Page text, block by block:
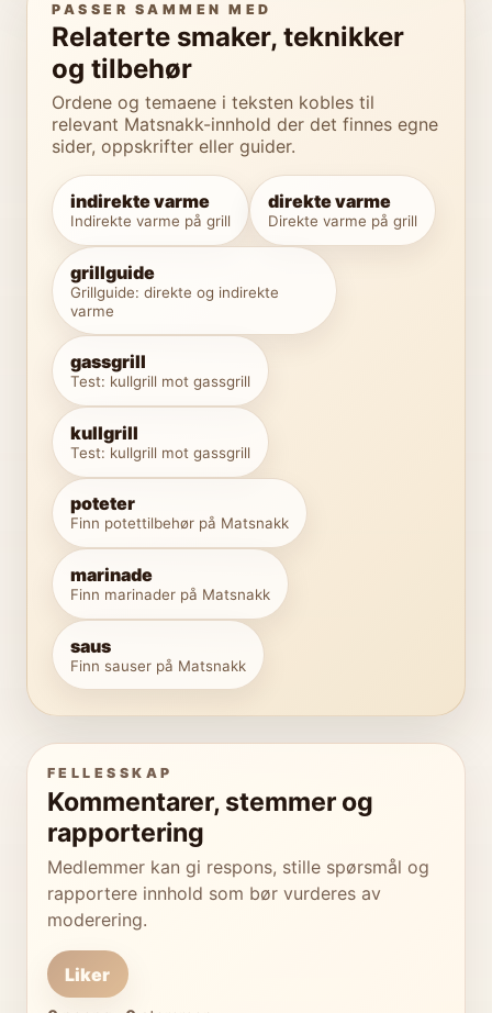
PASSER SAMMEN MED
Relaterte smaker, teknikker
og tilbehør
Ordene og temaene i teksten kobles til
relevant Matsnakk-innhold der det finnes egne
sider, oppskrifter eller guider.
indirekte varme
Indirekte varme på grill
direkte varme
Direkte varme på grill
grillguide
Grillguide: direkte og indirekte
varme
gassgrill
Test: kullgrill mot gassgrill
kullgrill
Test: kullgrill mot gassgrill
poteter
Finn potettilbehør på Matsnakk
marinade
Finn marinader på Matsnakk
saus
Finn sauser på Matsnakk
FELLESSKAP
Kommentarer, stemmer og
rapportering
Medlemmer kan gi respons, stille spørsmål og
rapportere innhold som bør vurderes av
moderering.
Liker